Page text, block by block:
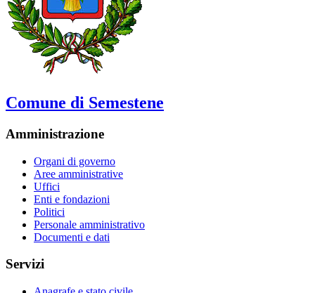
Comune di Semestene
Amministrazione
Organi di governo
Aree amministrative
Uffici
Enti e fondazioni
Politici
Personale amministrativo
Documenti e dati
Servizi